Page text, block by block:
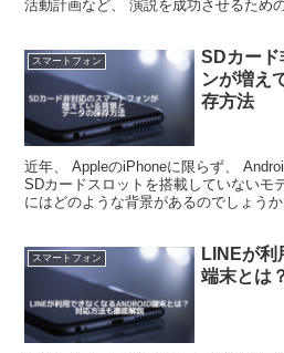
活動計画など、 演説を成功させるため
スマートフォン
SDカード
ンが増え
存方法
近年、 AppleのiPhoneに限らず、
SDカードスロットを搭載していないモ
にはどのような背景があるのでしょう
スマートフォン
LINEが
端末とは